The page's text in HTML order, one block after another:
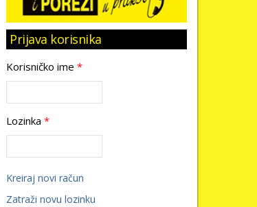
Prijava korisnika
Korisničko ime*
Lozinka*
Kreiraj novi račun
Zatraži novu lozinku